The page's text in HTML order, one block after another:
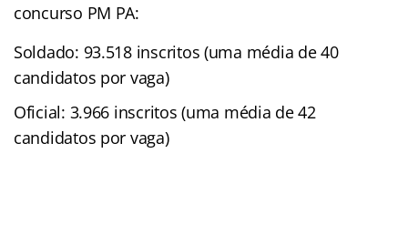
concurso PM PA:
Soldado: 93.518 inscritos (uma média de 40
candidatos por vaga)
Oficial: 3.966 inscritos (uma média de 42
candidatos por vaga)